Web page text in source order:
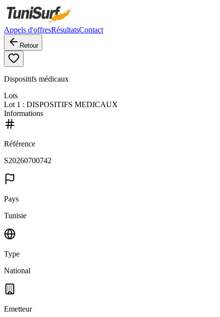
Appels d'offresRésultatsContact
Retour
Dispositifs médicaux
Lots
Lot 1 : DISPOSITIFS MEDICAUX
Informations
Référence
S20260700742
Pays
Tunisie
Type
National
Emetteur